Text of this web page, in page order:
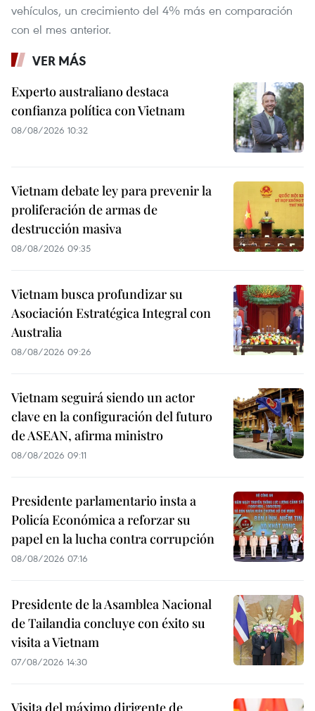
vehículos, un crecimiento del 4% más en comparación
con el mes anterior.
VER MÁS
Experto australiano destaca
confianza política con Vietnam
08/08/2026 10:32
Vietnam debate ley para prevenir la
proliferación de armas de
destrucción masiva
08/08/2026 09:35
Vietnam busca profundizar su
Asociación Estratégica Integral con
Australia
08/08/2026 09:26
Vietnam seguirá siendo un actor
clave en la configuración del futuro
de ASEAN, afirma ministro
08/08/2026 09:11
Presidente parlamentario insta a
Policía Económica a reforzar su
papel en la lucha contra corrupción
08/08/2026 07:16
Presidente de la Asamblea Nacional
de Tailandia concluye con éxito su
visita a Vietnam
07/08/2026 14:30
Visita del máximo dirigente de